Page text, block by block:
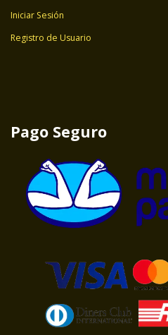
Iniciar Sesión
Registro de Usuario
Pago Seguro